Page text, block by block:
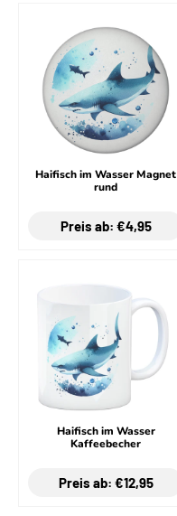
Haifisch im Wasser Magnet
rund
Preis ab: €4,95
Haifisch im Wasser
Kaffeebecher
Preis ab: €12,95